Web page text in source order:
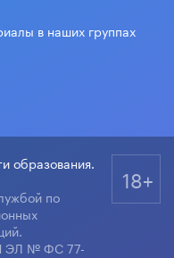
в наших группах
образования.
по
ЭЛ № ФС 77-
18+